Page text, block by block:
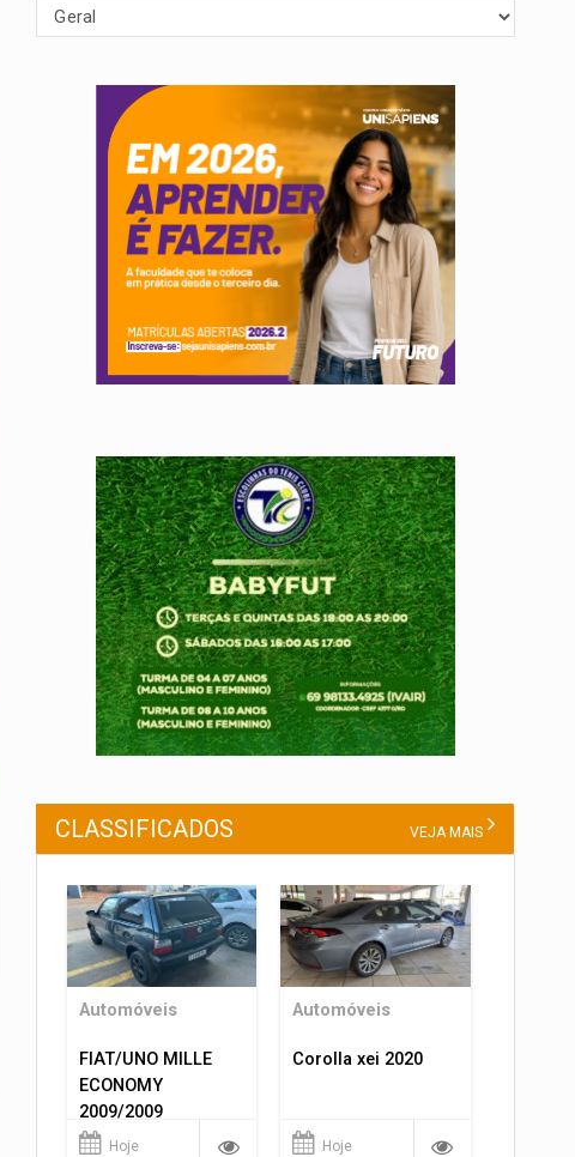
CLASSIFICADOS VEJA MAIS
Automóveis
FIAT/UNO MILLE
ECONOMY
2009/2009
Hoje
Automóveis
Corolla xei 2020
Hoje